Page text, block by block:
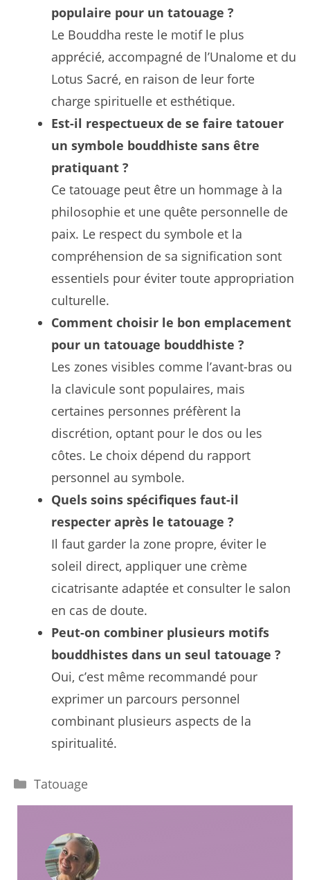
populaire pour un tatouage ?
Le Bouddha reste le motif le plus
apprécié, accompagné de l’Unalome et du
Lotus Sacré, en raison de leur forte
charge spirituelle et esthétique.
Est-il respectueux de se faire tatouer
un symbole bouddhiste sans être
pratiquant ?
Ce tatouage peut être un hommage à la
philosophie et une quête personnelle de
paix. Le respect du symbole et la
compréhension de sa signification sont
essentiels pour éviter toute appropriation
culturelle.
Comment choisir le bon emplacement
pour un tatouage bouddhiste ?
Les zones visibles comme l’avant-bras ou
la clavicule sont populaires, mais
certaines personnes préfèrent la
discrétion, optant pour le dos ou les
côtes. Le choix dépend du rapport
personnel au symbole.
Quels soins spécifiques faut-il
respecter après le tatouage ?
Il faut garder la zone propre, éviter le
soleil direct, appliquer une crème
cicatrisante adaptée et consulter le salon
en cas de doute.
Peut-on combiner plusieurs motifs
bouddhistes dans un seul tatouage ?
Oui, c’est même recommandé pour
exprimer un parcours personnel
combinant plusieurs aspects de la
spiritualité.
Catégories
Tatouage